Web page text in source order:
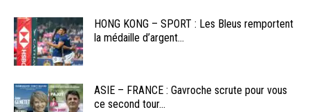
HONG KONG – SPORT : Les Bleus remportent
la médaille d’argent...
ASIE – FRANCE : Gavroche scrute pour vous
ce second tour...